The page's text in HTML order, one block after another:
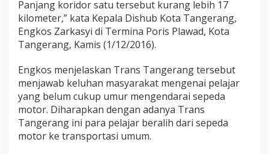
Panjang koridor satu tersebut kurang lebih 17
kilometer,” kata Kepala Dishub Kota Tangerang,
Engkos Zarkasyi di Termina Poris Plawad, Kota
Tangerang, Kamis (1/12/2016).
Engkos menjelaskan Trans Tangerang tersebut
menjawab keluhan masyarakat mengenai pelajar
yang belum cukup umur mengendarai sepeda
motor. Diharapkan dengan adanya Trans
Tangerang ini para pelajar beralih dari sepeda
motor ke transportasi umum.